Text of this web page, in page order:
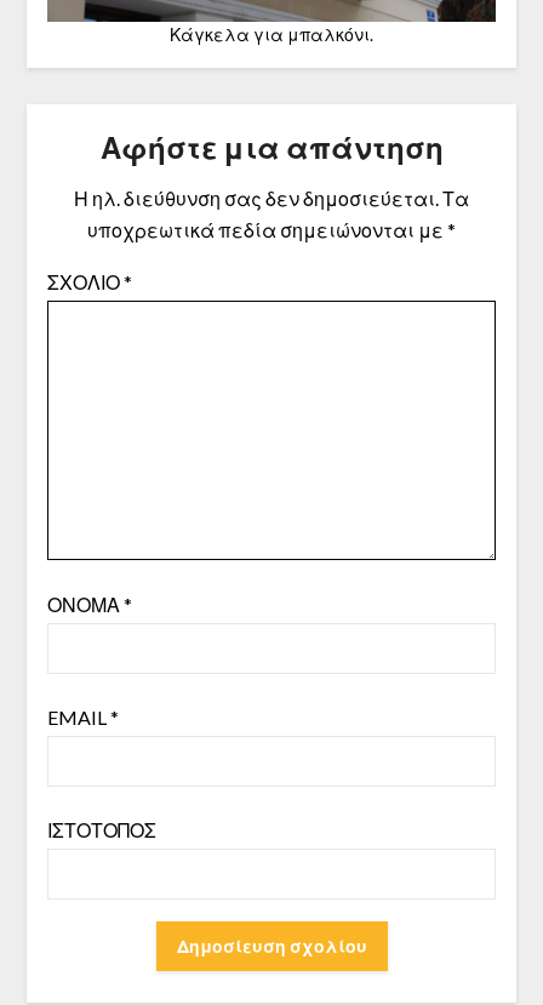
Κάγκελα για μπαλκόνι.
Αφήστε μια απάντηση
Η ηλ. διεύθυνση σας δεν δημοσιεύεται. Τα
υποχρεωτικά πεδία σημειώνονται με *
ΣΧΌΛΙΟ*
ΌΝΟΜΑ *
EMAIL *
ΙΣΤΌΤΟΠΟΣ